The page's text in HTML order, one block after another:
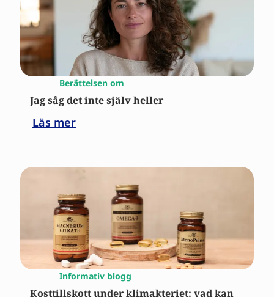
Berättelsen om
Jag såg det inte själv heller
Läs mer
Informativ blogg
Kosttillskott under klimakteriet: vad kan